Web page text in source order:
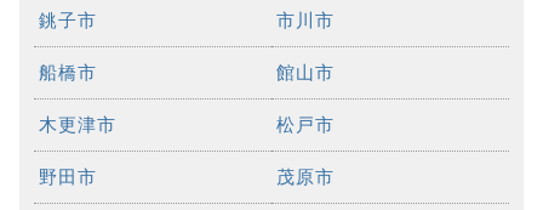
銚子市 市川市
船橋市 館山市
木更津市 松戸市
野田市 茂原市